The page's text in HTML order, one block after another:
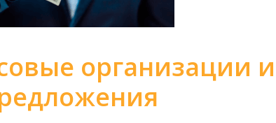
организации